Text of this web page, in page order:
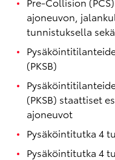
ajoneuvon,
tunnistuksella
(PKSB)
(PKSB) staattiset
ajoneuvot
Pysäköintitutka 4
Pysäköintitutka 4